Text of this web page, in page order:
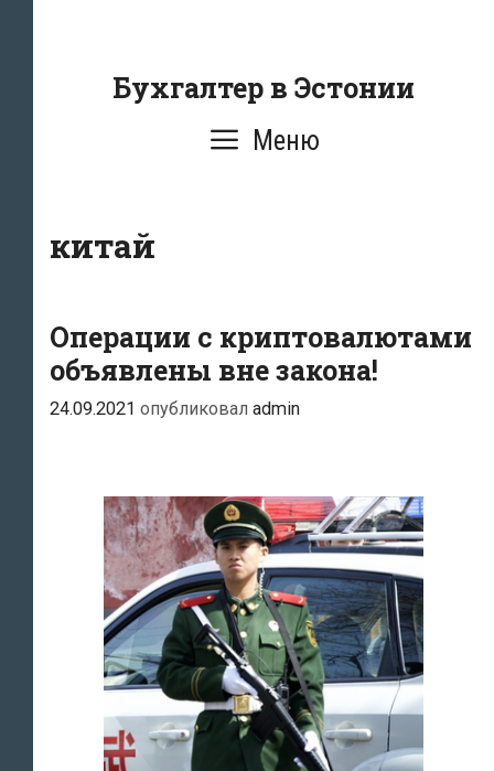
содержаниюБухгалтер в Эстонии
Меню
китай
Операции с криптовалютами
объявлены вне закона!
24.09.2021 опубликовал admin